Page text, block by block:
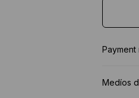
Payment
Medíos